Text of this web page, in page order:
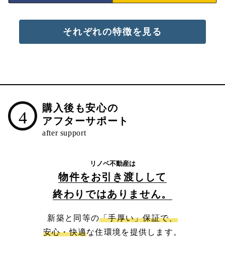
それぞれの特徴を見る
4
購入後も安心の
アフターサポート
リノベ不動産は
物件をお引き渡しして
終わりではありません。
新築と同等の「手厚い」保証で、
安心・快適な住環境を提供します。